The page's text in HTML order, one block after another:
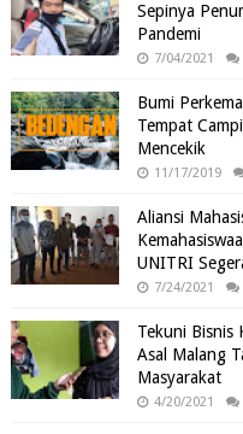
Sepinya
Pandemi
7/04/2021
Bumi
Tempat
Mencekik
11/17/2019
Aliansi
UNITRI
7/24/2021
Tekuni Bisnis
Asal Malang
Masyarakat
4/20/2021